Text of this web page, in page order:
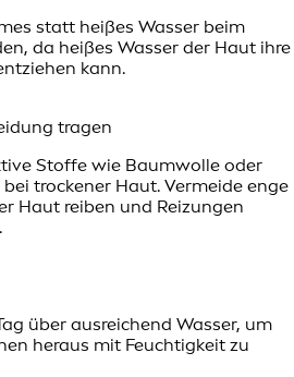
statt heißes Wasser beim
da heißes Wasser der Haut ihre
kann.
tragen
Stoffe wie Baumwolle oder
trockener Haut. Vermeide enge
Haut reiben und Reizungen
über ausreichend Wasser, um
heraus mit Feuchtigkeit zu